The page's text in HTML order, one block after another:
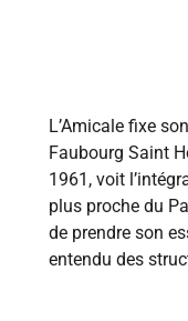
L’Amicale fixe
Faubourg Saint
1961, voit
plus proche du
de prendre son
entendu des